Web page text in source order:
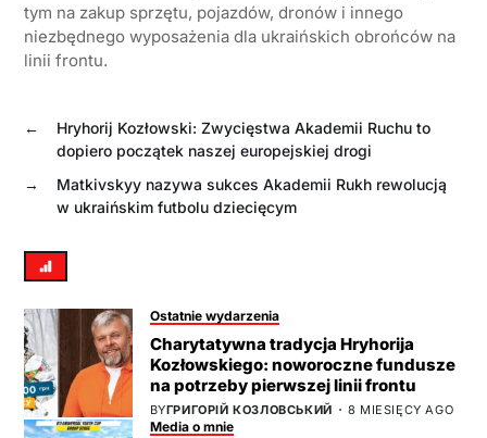
tym na zakup sprzętu, pojazdów, dronów i innego
niezbędnego wyposażenia dla ukraińskich obrońców na
linii frontu.
←
Hryhorij Kozłowski: Zwycięstwa Akademii Ruchu to
dopiero początek naszej europejskiej drogi
→
Matkivskyy nazywa sukces Akademii Rukh rewolucją
w ukraińskim futbolu dziecięcym
Ostatnie wydarzenia
Charytatywna tradycja Hryhorija
Kozłowskiego: noworoczne fundusze
na potrzeby pierwszej linii frontu
BYГРИГОРІЙ КОЗЛОВСЬКИЙ 8 MIESIĘCY AGO
Media o mnie